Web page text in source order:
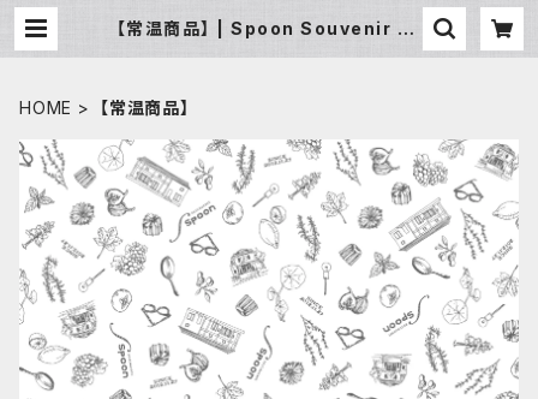
【常温商品】 | Spoon Souvenir /ス
HOME 【常温商品】